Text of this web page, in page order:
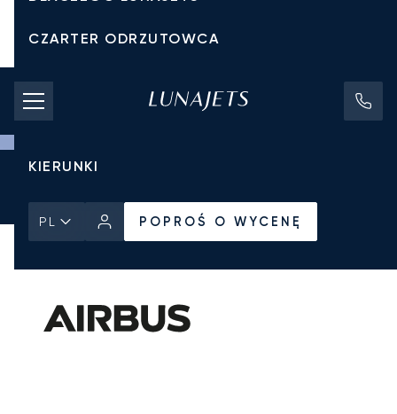
CZARTER ODRZUTOWCA
KOSZTY CZARTERU
PRYWATNE ODRZUTOWCE
KIERUNKI
PL POPROŚ O WYCENĘ